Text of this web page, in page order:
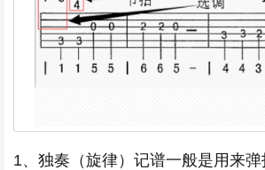
1、独奏（旋律）记谱一般是用来